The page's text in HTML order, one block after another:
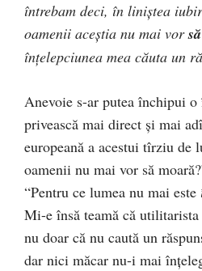
întrebam deci, în liniştea
oamenii aceştia nu mai vor
înţelepciunea mea căuta un
Anevoie s-ar putea închipui o
privească mai direct şi mai
europeană a acestui tîrziu de
oamenii nu mai vor să
“Pentru ce lumea nu mai este
Mi-e însă teamă că
nu doar că nu caută un
dar nici măcar nu-i mai